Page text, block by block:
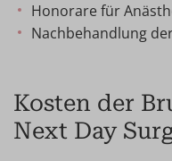
Honorare für
Nachbehandlung
Kosten der
Next Day